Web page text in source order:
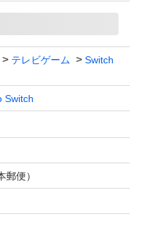
テレビゲーム
Switch
Switch
郵便）